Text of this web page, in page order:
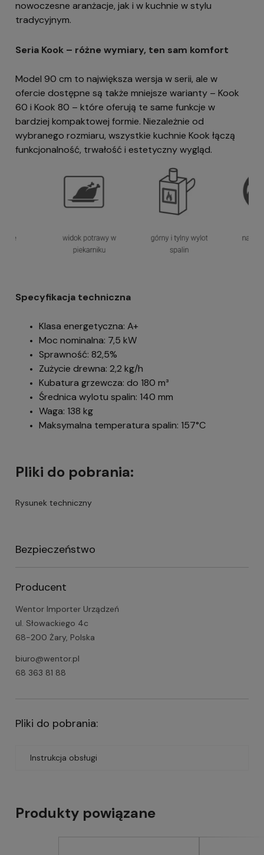
nowoczesne aranżacje, jak i w kuchnie w stylu
tradycyjnym.
Seria Kook – różne wymiary, ten sam komfort
Model 90 cm to największa wersja w serii, ale w
ofercie dostępne są także mniejsze warianty – Kook
60 i Kook 80 – które oferują te same funkcje w
bardziej kompaktowej formie. Niezależnie od
wybranego rozmiaru, wszystkie kuchnie Kook łączą
funkcjonalność, trwałość i estetyczny wygląd.
Specyfikacja techniczna
Klasa energetyczna: A+
Moc nominalna: 7,5 kW
Sprawność: 82,5%
Zużycie drewna: 2,2 kg/h
Kubatura grzewcza: do 180 m³
Średnica wylotu spalin: 140 mm
Waga: 138 kg
Maksymalna temperatura spalin: 157°C
Pliki do pobrania:
Rysunek techniczny
Bezpieczeństwo
Producent
Wentor Importer Urządzeń
ul. Słowackiego 4c
68-200 Żary, Polska
biuro@wentor.pl
68 363 81 88
Pliki do pobrania:
Instrukcja obsługi
Produkty powiązane